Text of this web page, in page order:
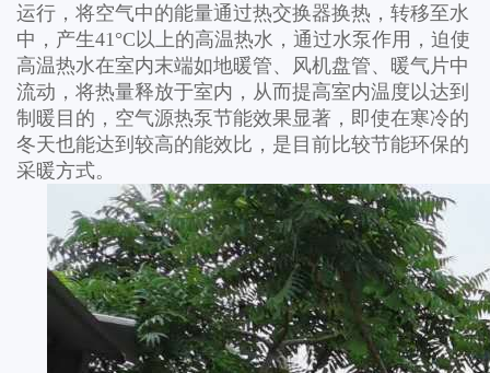
运行，将空气中的能量通过热交换器换热，转移至水
中，产生41°C以上的高温热水，通过水泵作用，迫使
高温热水在室内末端如地暖管、风机盘管、暖气片中
流动，将热量释放于室内，从而提高室内温度以达到
制暖目的，空气源热泵节能效果显著，即使在寒冷的
冬天也能达到较高的能效比，是目前比较节能环保的
采暖方式。